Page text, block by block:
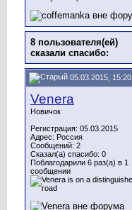
8 пользователя(ей)
сказали cпасибо:
05.03.2015, 15:20
Venera
Новичок
Регистрация: 05.03.2015
Адрес: Россия
Сообщений: 2
Сказал(а) спасибо: 0
Поблагодарили 6 раз(а) в 1
сообщении